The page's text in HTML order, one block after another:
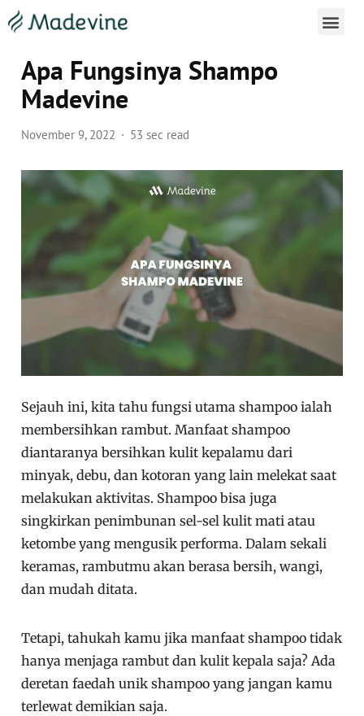
Apa Fungsinya Shampo
Madevine
November 9, 2022 53 sec read
Sejauh ini, kita tahu fungsi utama shampoo ialah
membersihkan rambut. Manfaat shampoo
diantaranya bersihkan kulit kepalamu dari
minyak, debu, dan kotoran yang lain melekat saat
melakukan aktivitas. Shampoo bisa juga
singkirkan penimbunan sel-sel kulit mati atau
ketombe yang mengusik performa. Dalam sekali
keramas, rambutmu akan berasa bersih, wangi,
dan mudah ditata.
Tetapi, tahukah kamu jika manfaat shampoo tidak
hanya menjaga rambut dan kulit kepala saja? Ada
deretan faedah unik shampoo yang jangan kamu
terlewat demikian saja.